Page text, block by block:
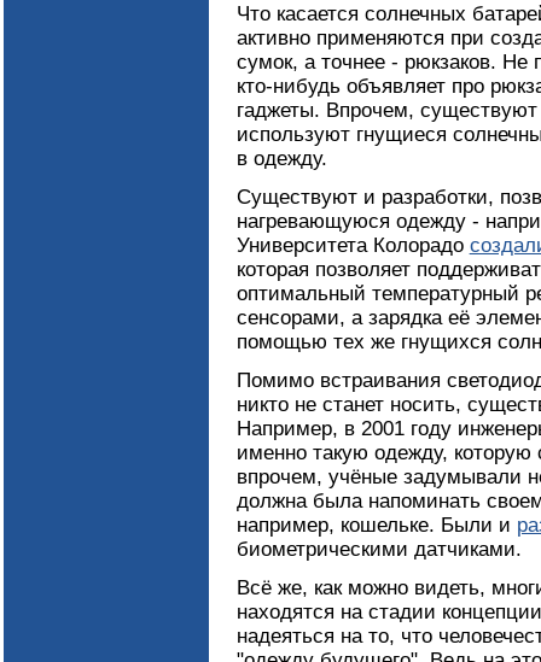
Что касается солнечных
активно применяются при
сумок, а точнее - рюкзаков. Не
кто-нибудь объявляет про
гаджеты. Впрочем,
используют гнущиеся
в одежду.
Существуют и разработки,
нагревающуюся одежду -
Университета Колорадо
которая позволяет
оптимальный температурный
сенсорами, а зарядка её
помощью тех же гнущихся
Помимо встраивания
никто не станет носить,
Например, в 2001 году
именно такую одежду, которую
впрочем, учёные задумывали
должна была напоминать
например, кошельке. Были и
биометрическими датчиками.
Всё же, как можно видеть,
находятся на стадии
надеяться на то, что